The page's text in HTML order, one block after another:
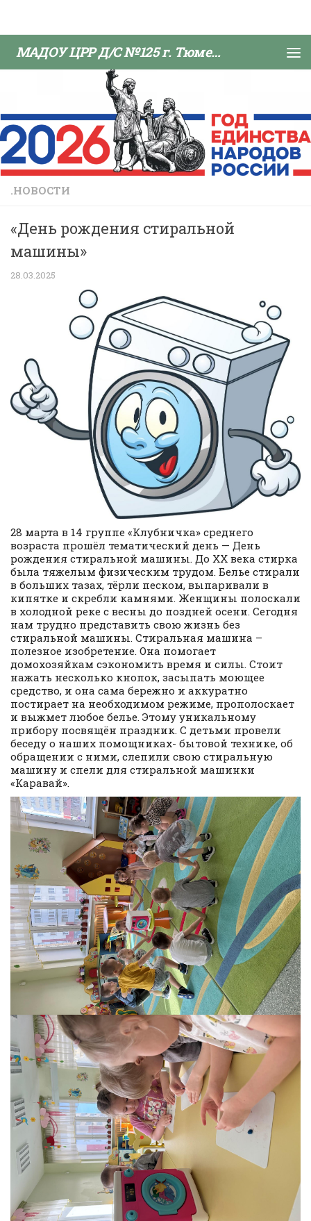
МАДОУ ЦРР Д/С №125 г. Тюмени
.НОВОСТИ
«День рождения стиральной
машины»
28.03.2025
28 марта в 14 группе «Клубничка» среднего
возраста прошёл тематический день — День
рождения стиральной машины. До XX века стирка
была тяжелым физическим трудом. Белье стирали
в больших тазах, тёрли песком, выпаривали в
кипятке и скребли камнями. Женщины полоскали
в холодной реке с весны до поздней осени. Сегодня
нам трудно представить свою жизнь без
стиральной машины. Стиральная машина –
полезное изобретение. Она помогает
домохозяйкам сэкономить время и силы. Стоит
нажать несколько кнопок, засыпать моющее
средство, и она сама бережно и аккуратно
постирает на необходимом режиме, прополоскает
и выжмет любое белье. Этому уникальному
прибору посвящён праздник. С детьми провели
беседу о наших помощниках- бытовой технике, об
обращении с ними, слепили свою стиральную
машину и спели для стиральной машинки
«Каравай».